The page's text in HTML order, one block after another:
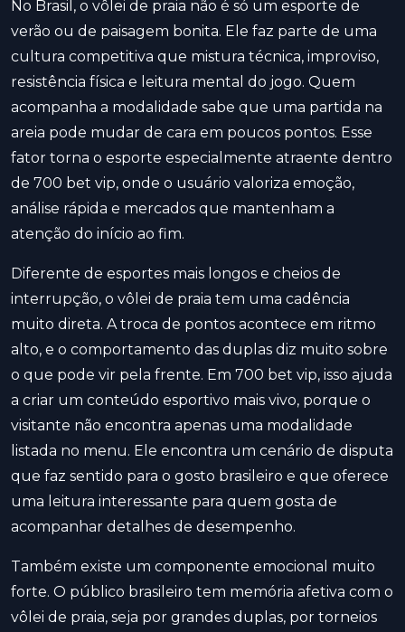
No Brasil, o vôlei de praia não é só um esporte de
verão ou de paisagem bonita. Ele faz parte de uma
cultura competitiva que mistura técnica, improviso,
resistência física e leitura mental do jogo. Quem
acompanha a modalidade sabe que uma partida na
areia pode mudar de cara em poucos pontos. Esse
fator torna o esporte especialmente atraente dentro
de 700 bet vip, onde o usuário valoriza emoção,
análise rápida e mercados que mantenham a
atenção do início ao fim.
Diferente de esportes mais longos e cheios de
interrupção, o vôlei de praia tem uma cadência
muito direta. A troca de pontos acontece em ritmo
alto, e o comportamento das duplas diz muito sobre
o que pode vir pela frente. Em 700 bet vip, isso ajuda
a criar um conteúdo esportivo mais vivo, porque o
visitante não encontra apenas uma modalidade
listada no menu. Ele encontra um cenário de disputa
que faz sentido para o gosto brasileiro e que oferece
uma leitura interessante para quem gosta de
acompanhar detalhes de desempenho.
Também existe um componente emocional muito
forte. O público brasileiro tem memória afetiva com o
vôlei de praia, seja por grandes duplas, por torneios